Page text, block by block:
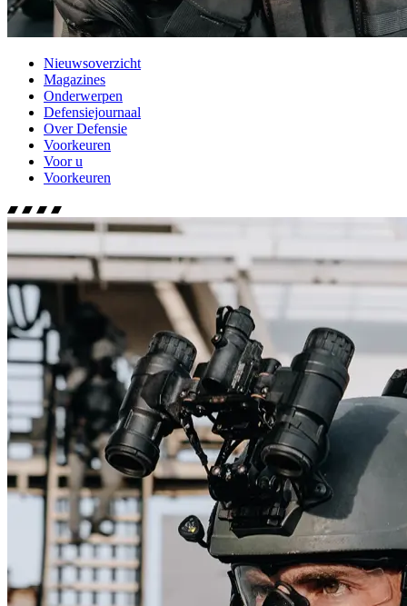
Nieuwsoverzicht
Magazines
Onderwerpen
Defensiejournaal
Over Defensie
Voorkeuren
Voor u
Voorkeuren